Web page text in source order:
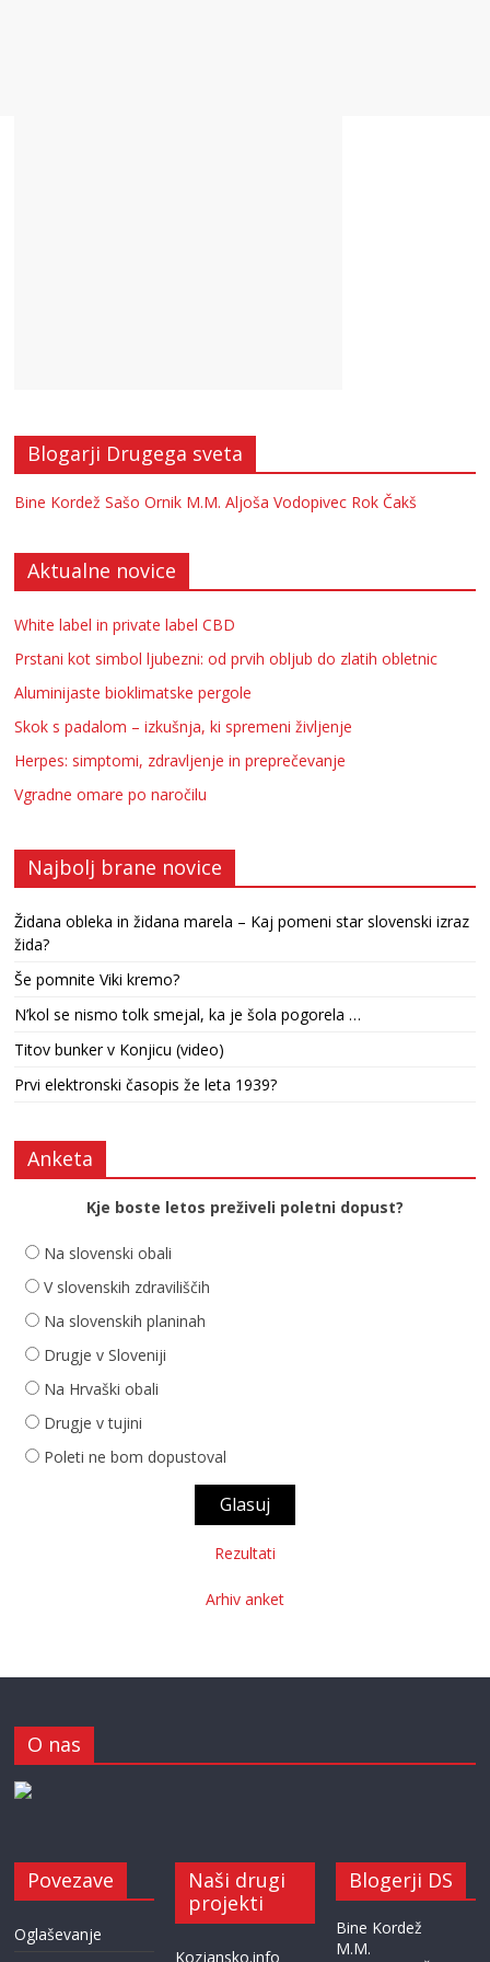
Blogarji Drugega sveta
Bine Kordež Sašo Ornik M.M. Aljoša Vodopivec Rok Čakš
Aktualne novice
White label in private label CBD
Prstani kot simbol ljubezni: od prvih obljub do zlatih obletnic
Aluminijaste bioklimatske pergole
Skok s padalom – izkušnja, ki spremeni življenje
Herpes: simptomi, zdravljenje in preprečevanje
Vgradne omare po naročilu
Najbolj brane novice
Židana obleka in židana marela – Kaj pomeni star slovenski izraz
žida?
Še pomnite Viki kremo?
N’kol se nismo tolk smejal, ka je šola pogorela …
Titov bunker v Konjicu (video)
Prvi elektronski časopis že leta 1939?
Anketa
Kje boste letos preživeli poletni dopust?
Na slovenski obali
V slovenskih zdraviliščih
Na slovenskih planinah
Drugje v Sloveniji
Na Hrvaški obali
Drugje v tujini
Poleti ne bom dopustoval
Rezultati
Arhiv anket
O nas
Povezave
Oglaševanje
Naši drugi
projekti
Kozjansko.info
Blogerji DS
Bine Kordež
M.M.